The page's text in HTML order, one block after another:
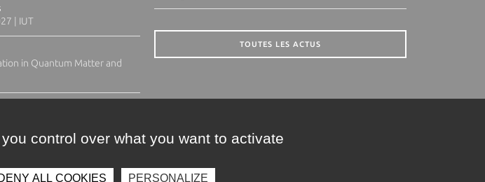
| IUT
in Quantum Matter and
TOUTES LES ACTUS
control over what you want to activate
ALL COOKIES PERSONALIZE